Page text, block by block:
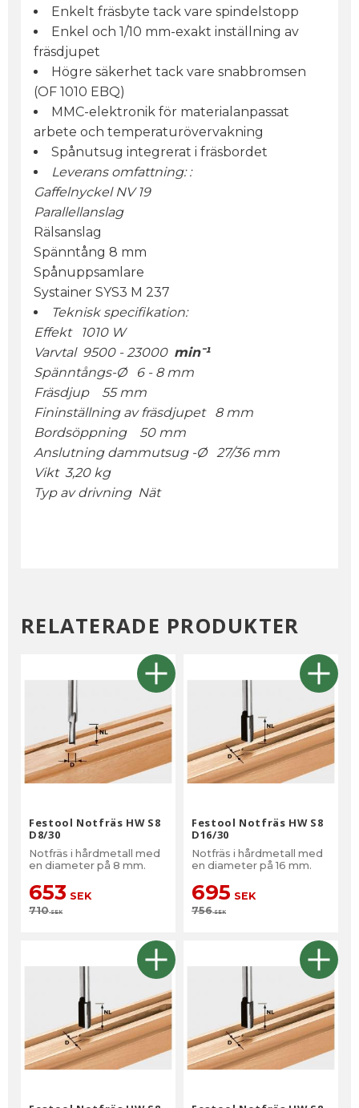
Enkelt fräsbyte tack vare spindelstopp
Enkel och 1/10 mm-exakt inställning av
fräsdjupet
Högre säkerhet tack vare snabbromsen
(OF 1010 EBQ)
MMC-elektronik för materialanpassat
arbete och temperaturövervakning
Spånutsug integrerat i fräsbordet
Leverans omfattning: :
Gaffelnyckel NV 19
Parallellanslag
Rälsanslag
Spänntång 8 mm
Spånuppsamlare
Systainer SYS3 M 237
Teknisk specifikation:
Effekt 1010 W
Varvtal 9500 - 23000 min⁻¹
Spänntångs-Ø 6 - 8 mm
Fräsdjup 55 mm
Fininställning av fräsdjupet 8 mm
Bordsöppning 50 mm
Anslutning dammutsug -Ø 27/36 mm
Vikt 3,20 kg
Typ av drivning Nät
RELATERADE PRODUKTER
Festool Notfräs HW S8
D8/30
Notfräs i hårdmetall med
en diameter på 8 mm.
653 SEK
710SEK
Festool Notfräs HW S8
D16/30
Notfräs i hårdmetall med
en diameter på 16 mm.
695 SEK
756SEK